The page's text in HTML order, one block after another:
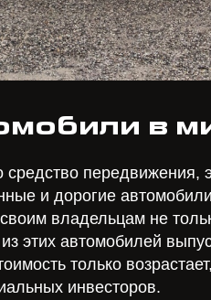
в
передвижения,
и дорогие
владельцам не
этих автомобилей
только
инвесторов.